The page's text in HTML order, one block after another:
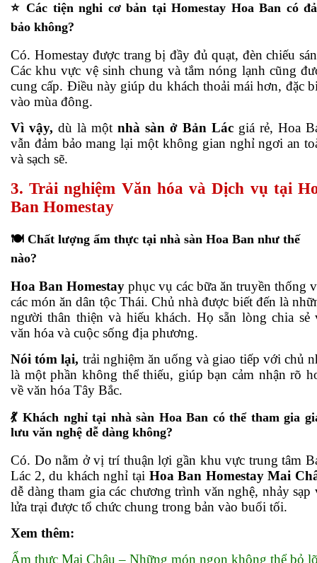
⭐ Các tiện nghi cơ bản tại Homestay Hoa Ban có
bảo không?
Có. Homestay được trang bị đầy đủ quạt, đèn chiếu
Các khu vực vệ sinh chung và tắm nóng lạnh cũng
cung cấp. Điều này giúp du khách thoải mái hơn, đặc
vào mùa đông.
Vì vậy, dù là một nhà sàn ở Bản Lác giá rẻ, Hoa
vẫn đảm bảo mang lại một không gian nghỉ ngơi an
và sạch sẽ.
3. Trải nghiệm Văn hóa và Dịch vụ tại
Ban Homestay
🍽️ Chất lượng ẩm thực tại nhà sàn Hoa Ban như thế
nào?
Hoa Ban Homestay phục vụ các bữa ăn truyền thống
các món ăn dân tộc Thái. Chủ nhà được biết đến là
người thân thiện và hiếu khách. Họ sẵn lòng chia sẻ
văn hóa và cuộc sống địa phương.
Nói tóm lại, trải nghiệm ăn uống và giao tiếp với chủ
là một phần không thể thiếu, giúp bạn cảm nhận rõ
về văn hóa Tây Bắc.
💃 Khách nghỉ tại nhà sàn Hoa Ban có thể tham gia
lưu văn nghệ dễ dàng không?
Có. Do nằm ở vị trí thuận lợi gần khu vực trung tâm
Lác 2, du khách nghỉ tại Hoa Ban Homestay Mai
dễ dàng tham gia các chương trình văn nghệ, nhảy sạp
lửa trại được tổ chức chung trong bản vào buổi tối.
Xem thêm:
Ẩm thực Mai Châu – Những món ngon không thể bỏ